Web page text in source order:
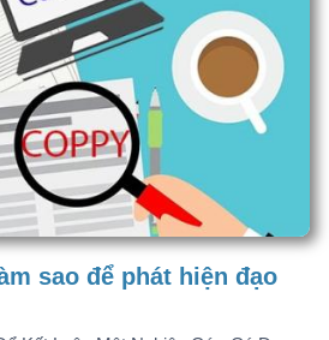
sao để phát hiện đạo
Luận Một Nghiên Cứu Có Đạo
học, việc xác định đạo văn không
trùng lặp mà còn